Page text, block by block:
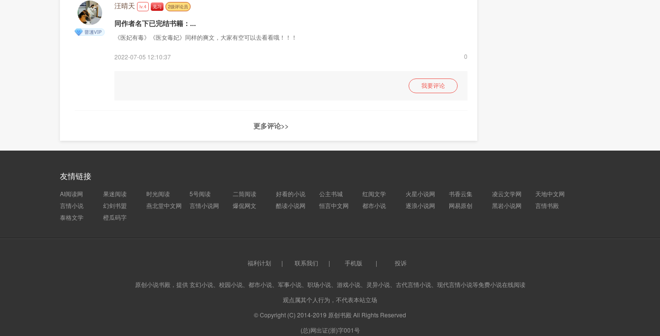
汪晴天 lv.4 见习 2级评论员
同作者名下已完结书籍：...
《医妃有毒》《医女毒妃》同样的爽文，大家有空可以去看看哦！！！
2022-07-05 12:10:37 0
我要评论
更多评论>>
友情链接
AI阅读网 果迷阅读 时光阅读 5号阅读 二筒阅读 好看的小说 公主书城 红阅文学 火星小说网 书香云集 凌云文学网
天地中文网
言情小说
幻剑书盟 燕北堂中文网 言情小说网 爆侃网文 酷读小说网 恒言中文网 都市小说 逐浪小说网 网易原创 黑岩小说网
言情书殿
泰格文学
橙瓜码字
福利计划 | 联系我们 | 手机版 | 投诉
原创小说书殿，提供 玄幻小说、校园小说、都市小说、军事小说、职场小说、游戏小说、灵异小说、古代言情小说、现代言情小说等免费小说在线阅读
观点属其个人行为，不代表本站立场
© Copyright (C) 2014-2019 原创书殿 All Rights Reserved
(总)网出证(浙)字001号